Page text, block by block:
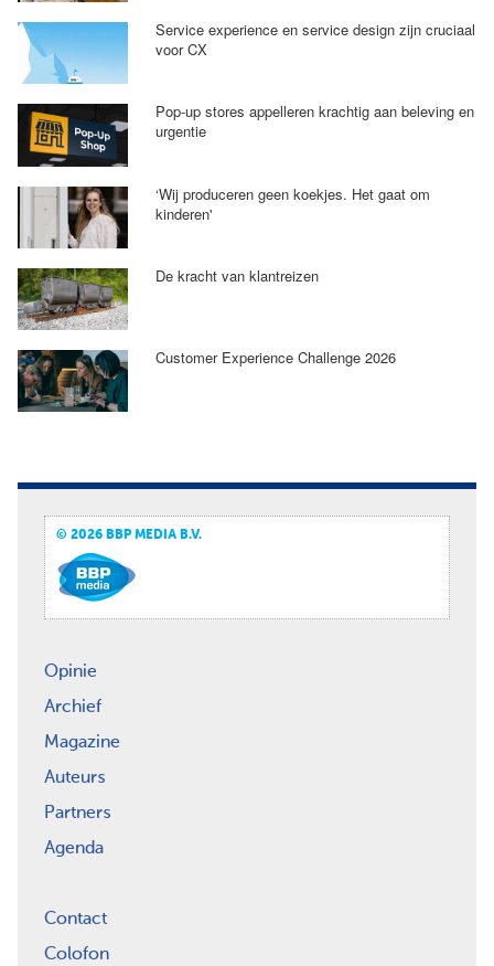
Service experience en service design zijn cruciaal
voor CX
Pop-up stores appelleren krachtig aan beleving en
urgentie
‘Wij produceren geen koekjes. Het gaat om
kinderen'
De kracht van klantreizen
Customer Experience Challenge 2026
© 2026 BBP MEDIA B.V.
Opinie
Archief
Magazine
Auteurs
Partners
Agenda
Contact
Colofon